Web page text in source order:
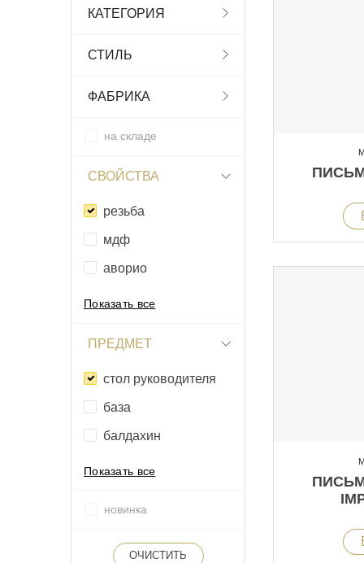
КАТЕГОРИЯ
СТИЛЬ
ФАБРИКА
на складе
СВОЙСТВА
резьба
мдф
аворио
Показать все
ПРЕДМЕТ
стол руководителя
база
балдахин
Показать все
новинка
ОЧИСТИТЬ